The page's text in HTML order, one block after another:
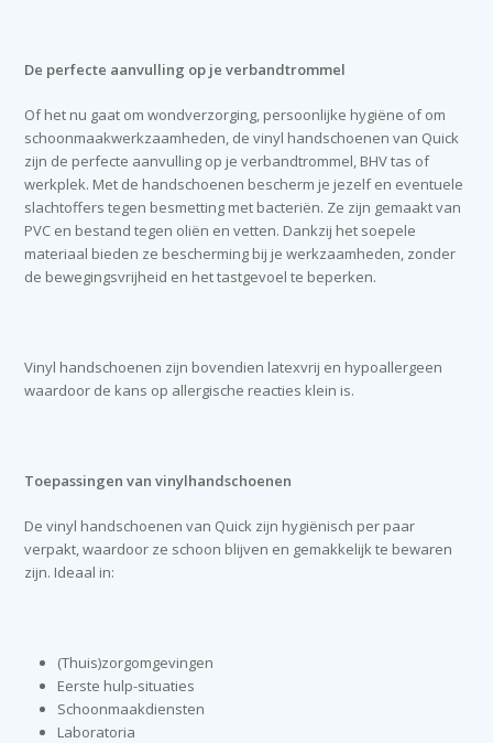
De perfecte aanvulling op je verbandtrommel
Of het nu gaat om wondverzorging, persoonlijke hygiëne of om
schoonmaakwerkzaamheden, de vinyl handschoenen van Quick
zijn de perfecte aanvulling op je verbandtrommel, BHV tas of
werkplek. Met de handschoenen bescherm je jezelf en eventuele
slachtoffers tegen besmetting met bacteriën. Ze zijn gemaakt van
PVC en bestand tegen oliën en vetten. Dankzij het soepele
materiaal bieden ze bescherming bij je werkzaamheden, zonder
de bewegingsvrijheid en het tastgevoel te beperken.
Vinyl handschoenen zijn bovendien latexvrij en hypoallergeen
waardoor de kans op allergische reacties klein is.
Toepassingen van vinylhandschoenen
De vinyl handschoenen van Quick zijn hygiënisch per paar
verpakt, waardoor ze schoon blijven en gemakkelijk te bewaren
zijn. Ideaal in:
(Thuis)zorgomgevingen
Eerste hulp-situaties
Schoonmaakdiensten
Laboratoria